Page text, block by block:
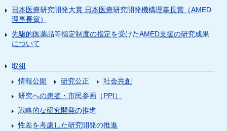
日本医療研究開発大賞 日本医療研究開発機構理事長賞（AMED
理事長賞）
先駆的医薬品等指定制度の指定を受けたAMED支援の研究成果
について
取組
情報公開
研究公正
社会共創
研究への患者・市民参画（PPI）
戦略的な研究開発の推進
性差を考慮した研究開発の推進